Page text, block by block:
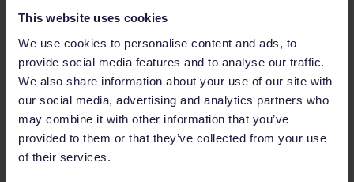
This website uses cookies
We use cookies to personalise content and ads, to
provide social media features and to analyse our traffic.
We also share information about your use of our site with
our social media, advertising and analytics partners who
may combine it with other information that you’ve
provided to them or that they’ve collected from your use
of their services.
produits sur les résultats de recherche, les
listes de produits ou les fiches produits en
contrepartie du paiement d'un coût pour
chaque clic sur votre produit.
Pour tirer profit de ce levier marketing, il faut
surtout optimiser ses titres, descriptions,
images. Un travail de restructuration au